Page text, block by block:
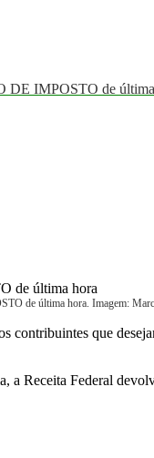
IMPOSTO de
de última hora. Imagem:
contribuintes que
Receita Federal